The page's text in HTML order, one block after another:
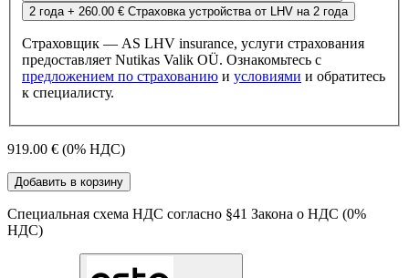
2 года + 260.00 € Страховка устройства от LHV на 2 года
Страховщик — AS LHV insurance, услуги страхования
предоставляет Nutikas Valik OÜ. Ознакомьтесь с
предложением по страхованию и условиями и обратитесь
к специалисту.
919.00 € (0% НДС)
Добавить в корзину
Специальная схема НДС согласно §41 Закона о НДС (0%
НДС)